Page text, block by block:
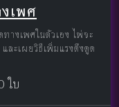
เพศ
างเพศในตัวเอง ไพ่จะ
ละเผยวิธีเพิ่มแรงดึงดูด
ใบ